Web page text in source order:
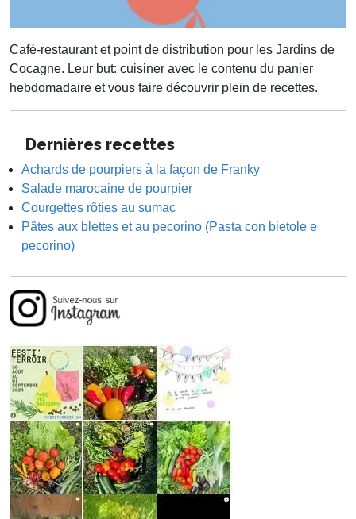
Café-restaurant et point de distribution pour les Jardins de
Cocagne. Leur but: cuisiner avec le contenu du panier
hebdomadaire et vous faire découvrir plein de recettes.
Dernières recettes
Achards de pourpiers à la façon de Franky
Salade marocaine de pourpier
Courgettes rôties au sumac
Pâtes aux blettes et au pecorino (Pasta con bietole e
pecorino)